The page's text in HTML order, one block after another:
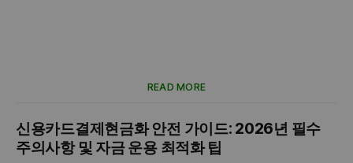
READ MORE
신용카드결제현금화 안전 가이드: 2026년 필수
주의사항 및 자금 운용 최적화 팁